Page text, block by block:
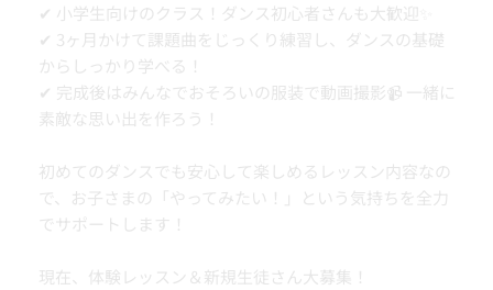
✔ 小学生向けのクラス！ダンス初心者さんも大歓迎✨
✔ 3ヶ月かけて課題曲をじっくり練習し、ダンスの基礎
からしっかり学べる！
✔ 完成後はみんなでおそろいの服装で動画撮影📹 一緒に
素敵な思い出を作ろう！
初めてのダンスでも安心して楽しめるレッスン内容なの
で、お子さまの「やってみたい！」という気持ちを全力
でサポートします！
現在、体験レッスン＆新規生徒さん大募集！